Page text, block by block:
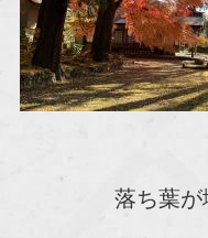
落ち葉が